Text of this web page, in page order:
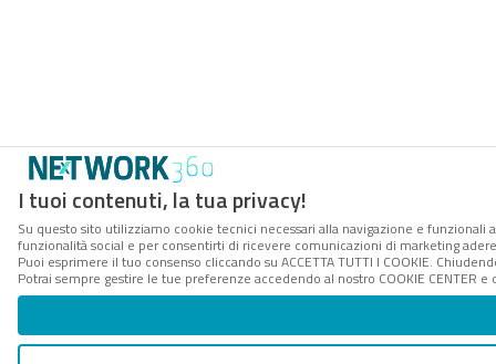
I tuoi contenuti, la tua privacy!
Su questo sito utilizziamo cookie tecnici necessari alla navigazione e
funzionalità social e per consentirti di ricevere comunicazioni di marketing
Puoi esprimere il tuo consenso cliccando su ACCETTA TUTTI I COOKIE.
Potrai sempre gestire le tue preferenze accedendo al nostro COOKIE